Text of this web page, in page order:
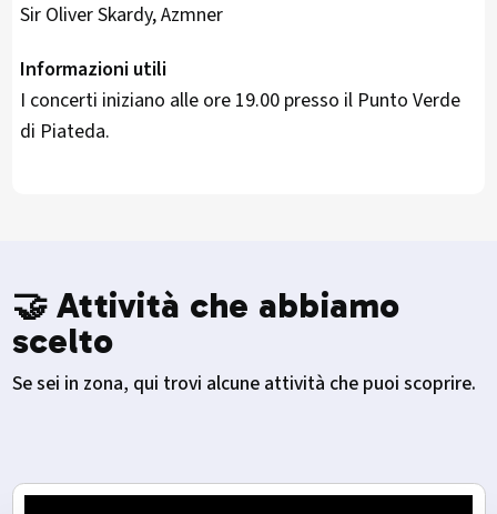
Sir Oliver Skardy, Azmner
Informazioni utili
I concerti iniziano alle ore 19.00 presso il Punto Verde
di Piateda.
🤝 Attività che abbiamo
scelto
Se sei in zona, qui trovi alcune attività che puoi scoprire.